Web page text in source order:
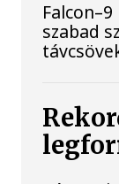
szabad